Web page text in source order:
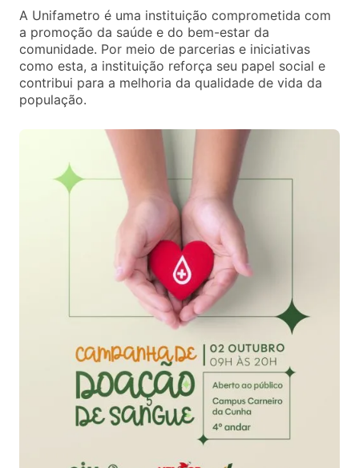
A Unifametro é uma instituição comprometida com
a promoção da saúde e do bem-estar da
comunidade. Por meio de parcerias e iniciativas
como esta, a instituição reforça seu papel social e
contribui para a melhoria da qualidade de vida da
população.